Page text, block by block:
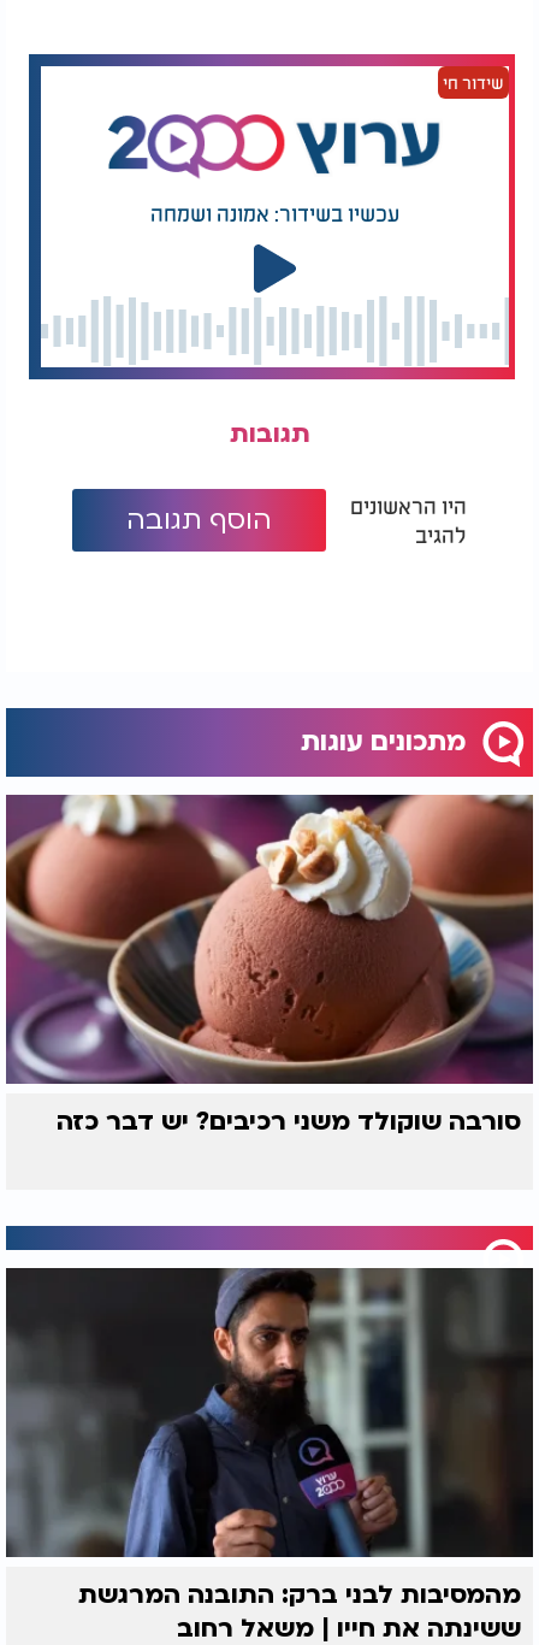
מוסיפים את הקמח התופח ומערבבים עד לקבלת בלילה אחידה
וחלקה.
בשלב זה ניתן להוסיף תמצית וניל לפי הטעם.
יוצקים את הבלילה לתבנית אינגליש משומנת.
ומערבבים. יוצקים מעל הבלילה שבתבנית ויוצרים תנועות קלות
מצננים מעט, פורסים ומגישים.
שידור חי
עכשיו בשידור: אמונה ושמחה
תגובות
היו הראשונים
להגיב
הוסף תגובה
מתכונים עוגות
סורבה שוקולד משני רכיבים? יש דבר כזה
מהמסיבות לבני ברק: התובנה המרגשת
ששינתה את חייו | משאל רחוב